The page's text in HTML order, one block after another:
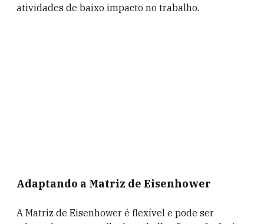
atividades de baixo impacto no trabalho.
Adaptando a Matriz de Eisenhower
A Matriz de Eisenhower é flexível e pode ser